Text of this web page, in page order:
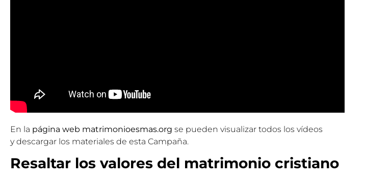
En la página web matrimonioesmas.org se pueden visualizar todos los vídeos
ydescargar los materiales de esta Campaña.
Resaltar los valores del matrimonio cristiano